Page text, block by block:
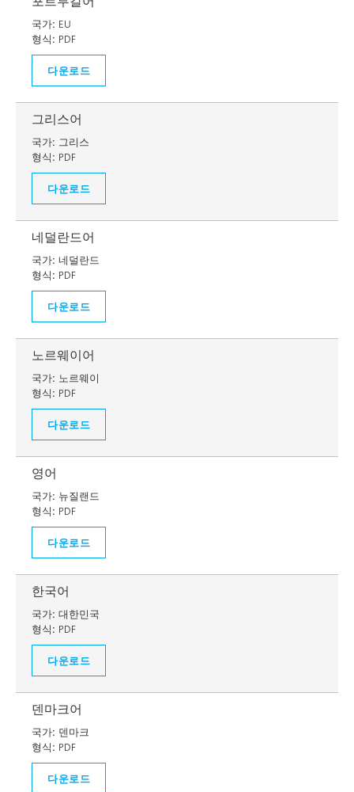
국가: EU
형식: PDF
다운로드
그리스어
국가: 그리스
형식: PDF
다운로드
네덜란드어
국가: 네덜란드
형식: PDF
다운로드
노르웨이어
국가: 노르웨이
형식: PDF
다운로드
영어
국가: 뉴질랜드
형식: PDF
다운로드
한국어
국가: 대한민국
형식: PDF
다운로드
덴마크어
국가: 덴마크
형식: PDF
다운로드